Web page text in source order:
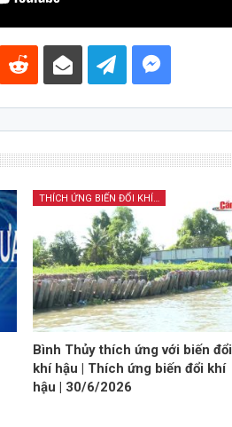
THÍCH ỨNG BIẾN ĐỔI KHÍ HẬU
Bình Thủy thích ứng với biến đổi
khí hậu | Thích ứng biến đổi khí
hậu | 30/6/2026